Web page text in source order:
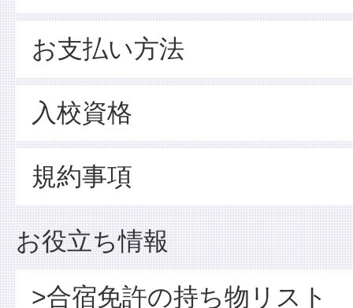
お支払い方法
入校資格
規約事項
お役立ち情報
>合宿免許の持ち物リスト